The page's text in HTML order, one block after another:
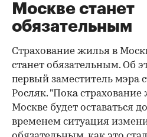
Москве станет
обязательным
Страхование жилья в
станет обязательным. Об
первый заместитель мэра
Росляк. "Пока
Москве будет оставаться
временем ситуация